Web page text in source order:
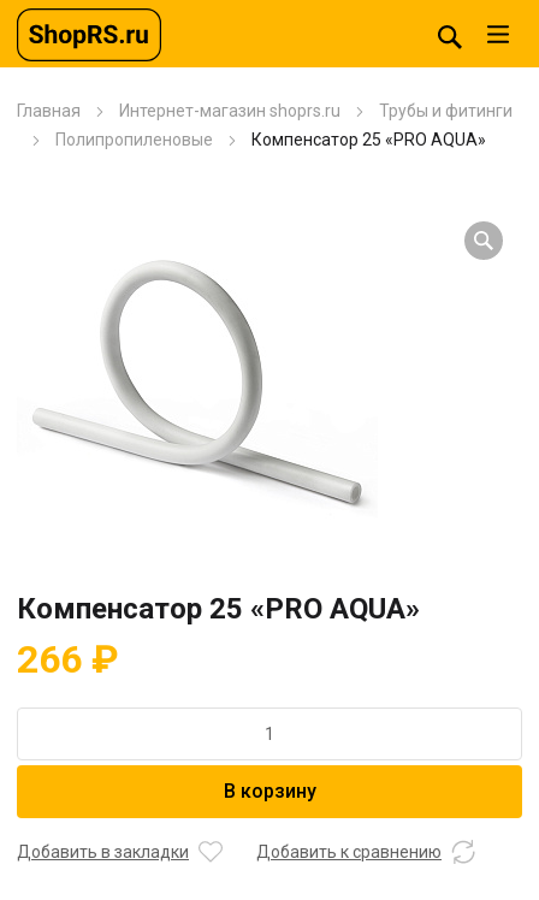
Главная Интернет-магазин shoprs.ru
Трубы и фитинги
Полипропиленовые
Компенсатор 25 «PRO AQUA»
Компенсатор 25 «PRO AQUA»
266 ₽
Компенсатор
AQUA"
В корзину
Добавить в закладки Добавить к сравнению